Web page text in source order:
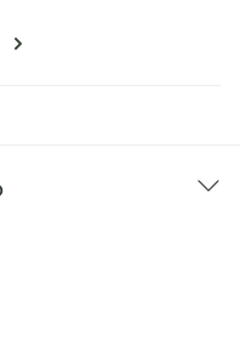
momenteel pagina